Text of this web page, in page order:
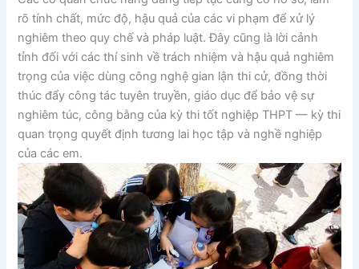
rõ tính chất, mức độ, hậu quả của các vi phạm để xử lý
nghiêm theo quy chế và pháp luật. Đây cũng là lời cảnh
tỉnh đối với các thí sinh về trách nhiệm và hậu quả nghiêm
trọng của việc dùng công nghệ gian lận thi cử, đồng thời
thúc đẩy công tác tuyên truyền, giáo dục để bảo vệ sự
nghiêm túc, công bằng của kỳ thi tốt nghiệp THPT — kỳ thi
quan trọng quyết định tương lai học tập và nghề nghiệp
của các em.